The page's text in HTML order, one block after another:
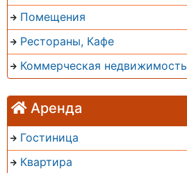
Помещения
Рестораны, Кафе
Коммерческая недвижимость
Аренда
Гостиница
Квартира